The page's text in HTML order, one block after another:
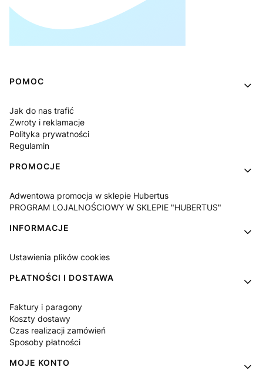
Linki w stopce
POMOC
Jak do nas trafić
Zwroty i reklamacje
Polityka prywatności
Regulamin
PROMOCJE
Adwentowa promocja w sklepie Hubertus
PROGRAM LOJALNOŚCIOWY W SKLEPIE "HUBERTUS"
INFORMACJE
Ustawienia plików cookies
PŁATNOŚCI I DOSTAWA
Faktury i paragony
Koszty dostawy
Czas realizacji zamówień
Sposoby płatności
MOJE KONTO